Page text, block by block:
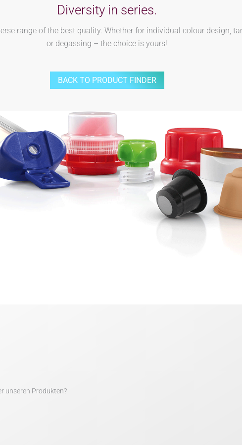
Diversity in series.
range of the best quality. Whether for individual colour design,
or degassing – the choice is yours!
BACK TO PRODUCT FINDER
unseren Produkten?